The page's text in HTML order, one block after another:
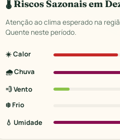
🌡️ Riscos Sazonais em
Atenção ao clima esperado na
Quente neste período.
☀️ Calor
🌧️ Chuva
💨 Vento
❄️ Frio
💧 Umidade